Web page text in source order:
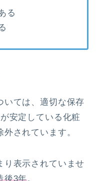
る
いては、適切な保存
安定している化粧
されています。
り表示されていませ
後3年。